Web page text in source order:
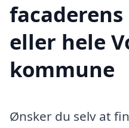
eller hele
kommune
Ønsker du selv at